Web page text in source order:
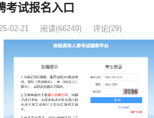
考试报名入口
02-21 阅读(66249) 评论(29)